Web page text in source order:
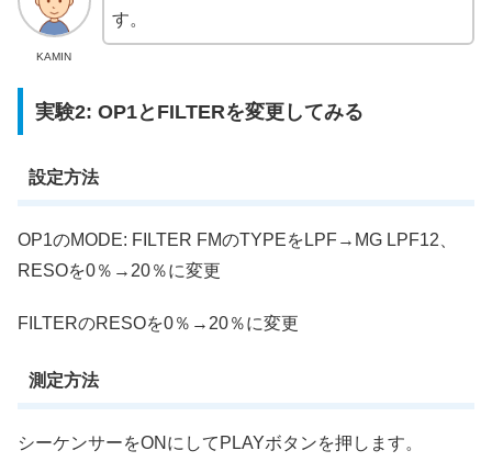
KAMIN
す。
実験2: OP1とFILTERを変更してみる
設定方法
OP1のMODE: FILTER FMのTYPEをLPF→MG LPF12、
RESOを0％→20％に変更
FILTERのRESOを0％→20％に変更
測定方法
シーケンサーをONにしてPLAYボタンを押します。